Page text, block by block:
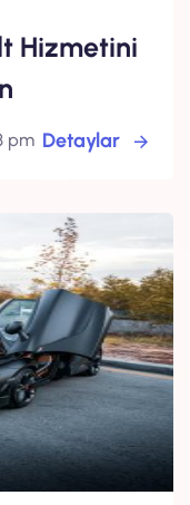
Hizmetini
pm Detaylar